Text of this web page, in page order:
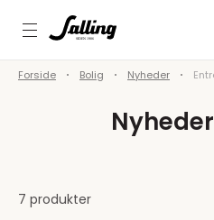
Forside Bolig Nyheder
7 produkter